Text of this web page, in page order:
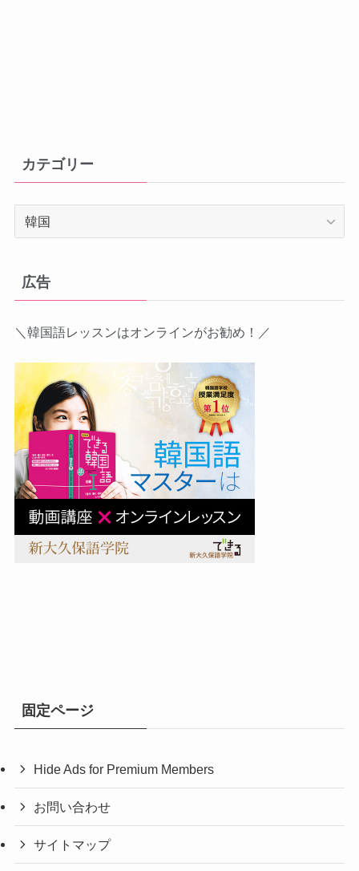
カテゴリー
リ
ー
広告
＼韓国語レッスンはオンラインがお勧め！／
固定ページ
Hide Ads for Premium Members
お問い合わせ
サイトマップ